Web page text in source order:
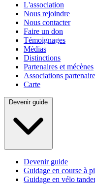
L'association
Nous rejoindre
Nous contacter
Faire un don
Témoignages
Médias
Distinctions
Partenaires et mécènes
Associations
Carte
Devenir guide
Guidage en course à
Guidage en vélo